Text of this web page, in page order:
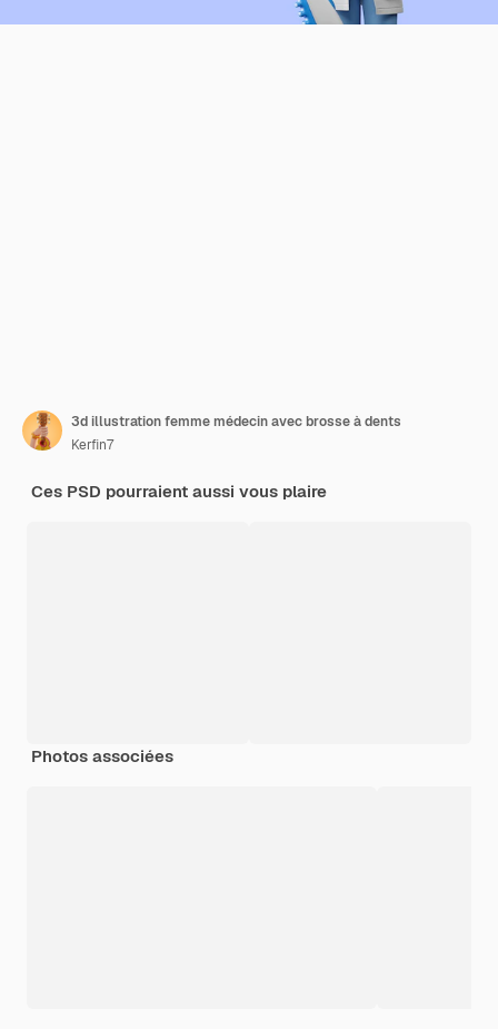
3d illustration femme médecin avec brosse à dents
Kerfin7
Ces PSD pourraient aussi vous plaire
Photos associées